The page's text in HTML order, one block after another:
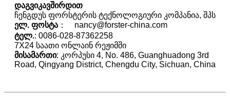
დაგვიკავშირდით
ჩენგდუს ფორსტერის ტექნოლოგიური კომპანია, შპს
ელ. ფოსტა ： nancy@forster-china.com
ტელ.: 0086-028-87362258
7X24 საათი ონლაინ რეჟიმში
მისამართი: კორპუსი 4, No. 486, Guanghuadong 3rd
Road, Qingyang District, Chengdu City, Sichuan, China